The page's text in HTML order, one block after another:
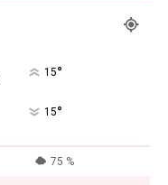
15°
15°
75 %